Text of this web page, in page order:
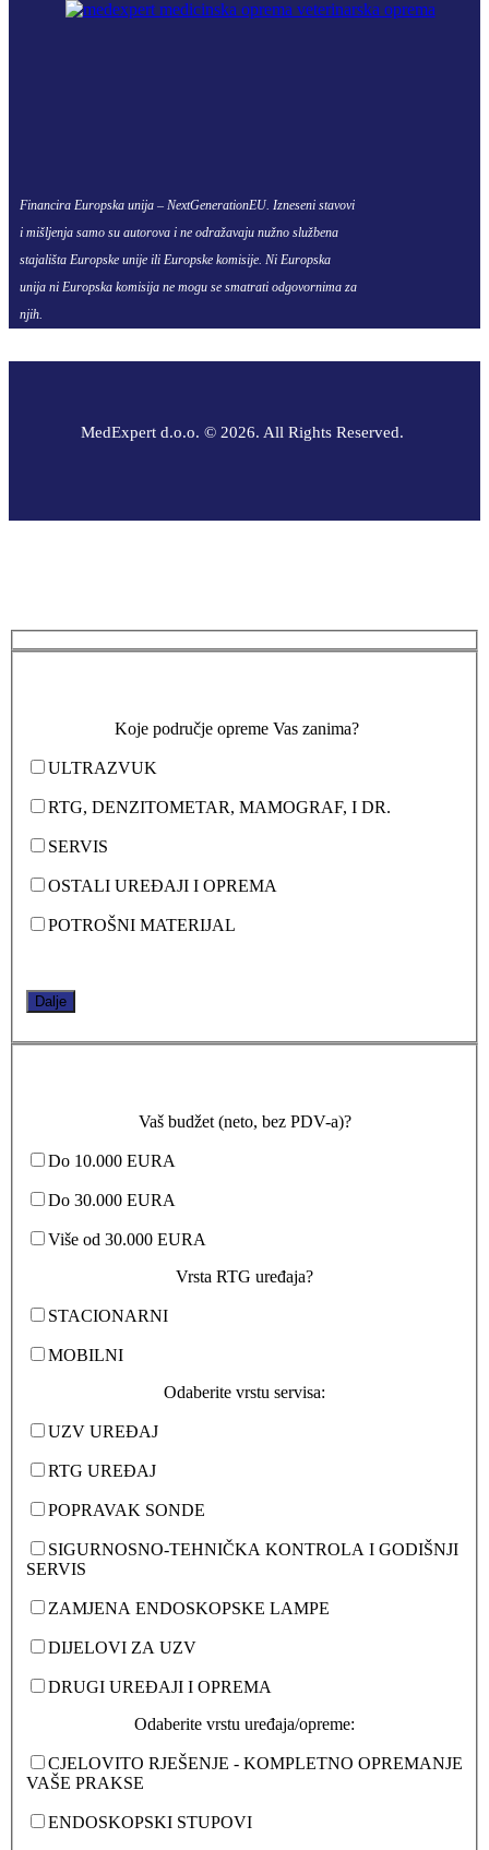
Financira Europska unija – NextGenerationEU. Izneseni stavovi
i mišljenja samo su autorova i ne odražavaju nužno službena
stajališta Europske unije ili Europske komisije. Ni Europska
unija ni Europska komisija ne mogu se smatrati odgovornima za
njih.
MedExpert d.o.o. © 2026. All Rights Reserved.
Koje područje opreme Vas zanima?
ULTRAZVUK
RTG, DENZITOMETAR, MAMOGRAF, I DR.
SERVIS
OSTALI UREĐAJI I OPREMA
POTROŠNI MATERIJAL
Dalje
Vaš budžet (neto, bez PDV-a)?
Do 10.000 EURA
Do 30.000 EURA
Više od 30.000 EURA
Vrsta RTG uređaja?
STACIONARNI
MOBILNI
Odaberite vrstu servisa:
UZV UREĐAJ
RTG UREĐAJ
POPRAVAK SONDE
SIGURNOSNO-TEHNIČKA KONTROLA I GODIŠNJI
SERVIS
ZAMJENA ENDOSKOPSKE LAMPE
DIJELOVI ZA UZV
DRUGI UREĐAJI I OPREMA
Odaberite vrstu uređaja/opreme:
CJELOVITO RJEŠENJE - KOMPLETNO OPREMANJE
VAŠE PRAKSE
ENDOSKOPSKI STUPOVI